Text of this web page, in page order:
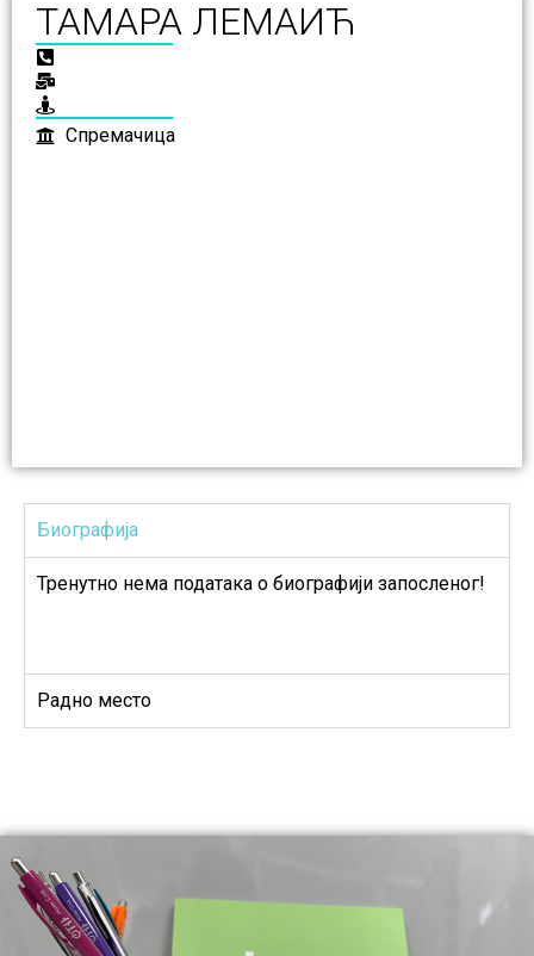
ТАМАРА ЛЕМАИЋ
Спремачица
Биографија
Тренутно нема података о биографији запосленог!
Радно место